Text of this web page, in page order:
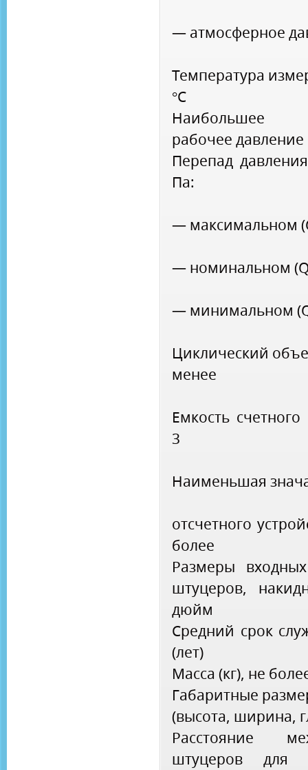
— атмосферное
Температура
°С
Наибольшее
рабочее давление
Перепад
Па:
— максимальном
— номинальном
— минимальном
Циклический
менее
Емкость
3
Наименьшая
отсчетного
более
Размеры
штуцеров,
дюйм
Средний срок
(лет)
Масса (кг), не
Габаритные
(высота, ширина,
Расстояние
штуцеров для